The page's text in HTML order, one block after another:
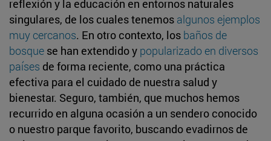
reflexión y la educación en entornos naturales
singulares, de los cuales tenemos algunos ejemplos
muy cercanos. En otro contexto, los baños de
bosque se han extendido y popularizado en diversos
países de forma reciente, como una práctica
efectiva para el cuidado de nuestra salud y
bienestar. Seguro, también, que muchos hemos
recurrido en alguna ocasión a un sendero conocido
o nuestro parque favorito, buscando evadirnos de